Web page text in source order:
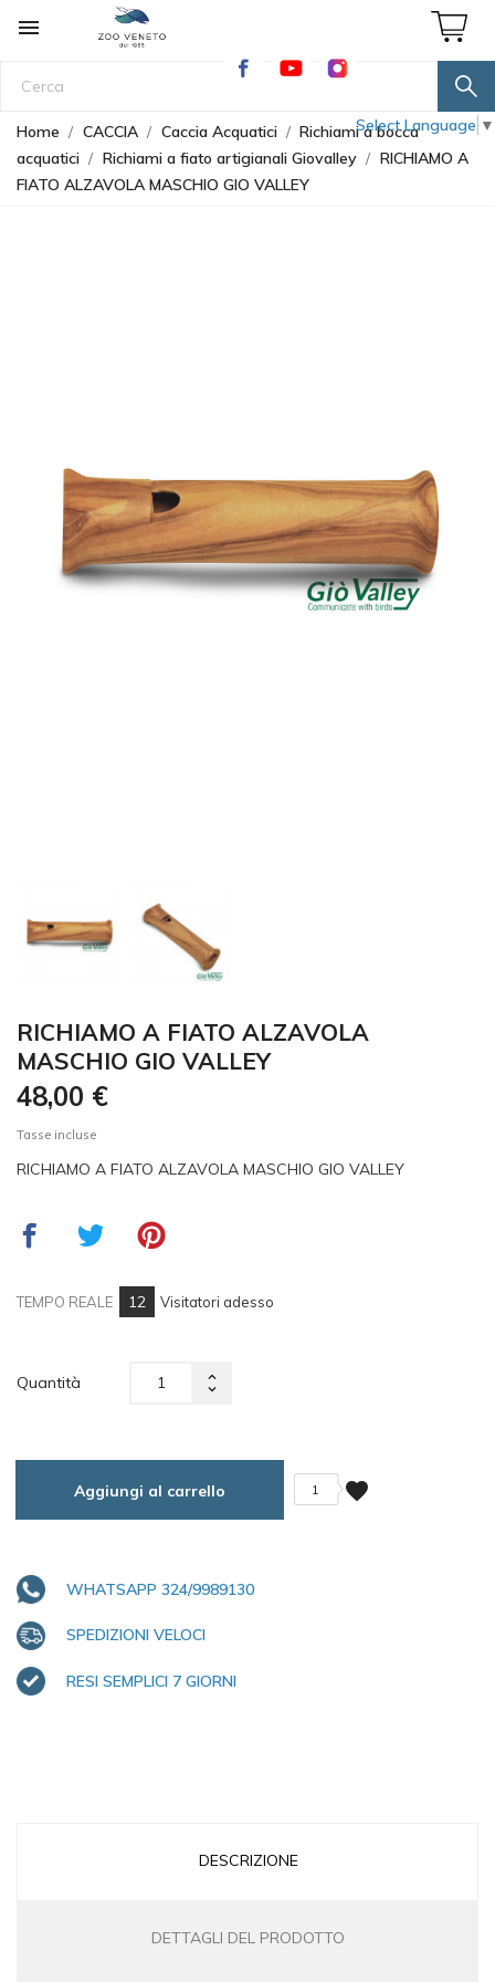
Select Language ▼

Home CACCIA Caccia Acquatici
Richiami a bocca
acquatici
Richiami a fiato artigianali Giovalley
RICHIAMO A
FIATO ALZAVOLA MASCHIO GIO VALLEY
RICHIAMO A FIATO ALZAVOLA
MASCHIO GIO VALLEY
48,00 €
Tasse incluse
RICHIAMO A FIATO ALZAVOLA MASCHIO GIO VALLEY
TEMPO REALE 12 Visitatori adesso
Quantità
Aggiungi al carrello favorite
1
WHATSAPP 324/9989130
SPEDIZIONI VELOCI
RESI SEMPLICI 7 GIORNI
DESCRIZIONE
DETTAGLI DEL PRODOTTO